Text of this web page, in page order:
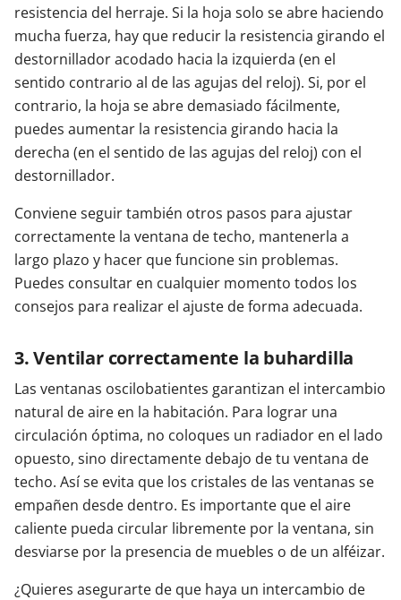
resistencia del herraje. Si la hoja solo se abre haciendo
mucha fuerza, hay que reducir la resistencia girando el
destornillador acodado hacia la izquierda (en el
sentido contrario al de las agujas del reloj). Si, por el
contrario, la hoja se abre demasiado fácilmente,
puedes aumentar la resistencia girando hacia la
derecha (en el sentido de las agujas del reloj) con el
destornillador.
Conviene seguir también otros pasos para ajustar
correctamente la ventana de techo, mantenerla a
largo plazo y hacer que funcione sin problemas.
Puedes consultar en cualquier momento todos los
consejos para realizar el ajuste de forma adecuada.
3. Ventilar correctamente la buhardilla
Las ventanas oscilobatientes garantizan el intercambio
natural de aire en la habitación. Para lograr una
circulación óptima, no coloques un radiador en el lado
opuesto, sino directamente debajo de tu ventana de
techo. Así se evita que los cristales de las ventanas se
empañen desde dentro. Es importante que el aire
caliente pueda circular libremente por la ventana, sin
desviarse por la presencia de muebles o de un alféizar.
¿Quieres asegurarte de que haya un intercambio de